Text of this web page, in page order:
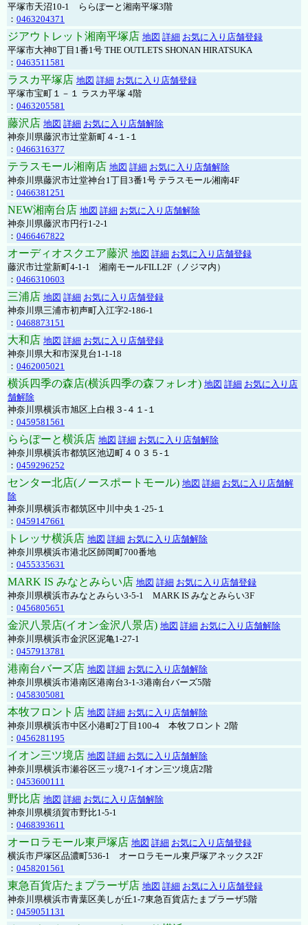
平塚市天沼10-1 ららぽーと湘南平塚3階
： 0463204371
ジアウトレット湘南平塚店 地図 詳細 お気に入り店舗登録
平塚市大神8丁目1番1号 THE OUTLETS SHONAN HIRATSUKA
： 0463511581
ラスカ平塚店 地図 詳細 お気に入り店舗登録
平塚市宝町１－１ ラスカ平塚 4階
： 0463205581
藤沢店 地図 詳細 お気に入り店舗解除
神奈川県藤沢市辻堂新町４-１-１
： 0466316377
テラスモール湘南店 地図 詳細 お気に入り店舗解除
神奈川県藤沢市辻堂神台1丁目3番1号 テラスモール湘南4F
： 0466381251
NEW湘南台店 地図 詳細 お気に入り店舗解除
神奈川県藤沢市円行1-2-1
： 0466467822
オーディオスクエア藤沢 地図 詳細 お気に入り店舗登録
藤沢市辻堂新町4-1-1 湘南モールFILL2F（ノジマ内）
： 0466310603
三浦店 地図 詳細 お気に入り店舗登録
神奈川県三浦市初声町入江字2-186-1
： 0468873151
大和店 地図 詳細 お気に入り店舗登録
神奈川県大和市深見台1-1-18
： 0462005021
横浜四季の森店(横浜四季の森フォレオ) 地図 詳細 お気に入り店
舗解除
神奈川県横浜市旭区上白根３-４１-１
： 0459581561
ららぽーと横浜店 地図 詳細 お気に入り店舗解除
神奈川県横浜市都筑区池辺町４０３５-１
： 0459296252
センター北店(ノースポートモール) 地図 詳細 お気に入り店舗解
除
神奈川県横浜市都筑区中川中央１-25-１
： 0459147661
トレッサ横浜店 地図 詳細 お気に入り店舗解除
神奈川県横浜市港北区師岡町700番地
： 0455335631
MARK IS みなとみらい店 地図 詳細 お気に入り店舗登録
神奈川県横浜市みなとみらい3-5-1 MARK IS みなとみらい3F
： 0456805651
金沢八景店(イオン金沢八景店) 地図 詳細 お気に入り店舗解除
神奈川県横浜市金沢区泥亀1-27-1
： 0457913781
港南台バーズ店 地図 詳細 お気に入り店舗解除
神奈川県横浜市港南区港南台3-1-3港南台バーズ5階
： 0458305081
本牧フロント店 地図 詳細 お気に入り店舗解除
神奈川県横浜市中区小港町2丁目100-4 本牧フロント 2階
： 0456281195
イオン三ツ境店 地図 詳細 お気に入り店舗解除
神奈川県横浜市瀬谷区三ッ境7-1イオン三ツ境店2階
： 0453600111
野比店 地図 詳細 お気に入り店舗解除
神奈川県横須賀市野比1-5-1
： 0468393611
オーロラモール東戸塚店 地図 詳細 お気に入り店舗登録
横浜市戸塚区品濃町536-1 オーロラモール東戸塚アネックス2F
： 0458201561
東急百貨店たまプラーザ店 地図 詳細 お気に入り店舗登録
神奈川県横浜市青葉区美しが丘1-7東急百貨店たまプラーザ5階
： 0459051131